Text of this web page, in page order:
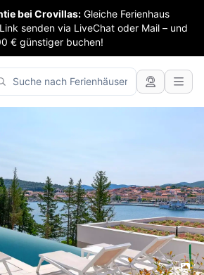
bei Crovillas: Gleiche Ferienhaus
senden via LiveChat oder Mail – und
€ günstiger buchen!